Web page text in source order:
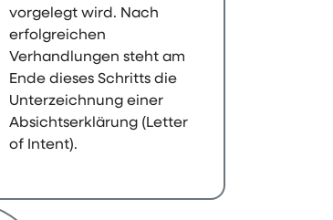
vorgelegt wird. Nach
erfolgreichen
Verhandlungen steht am
Ende dieses Schritts die
Unterzeichnung einer
Absichtserklärung (Letter
of Intent).